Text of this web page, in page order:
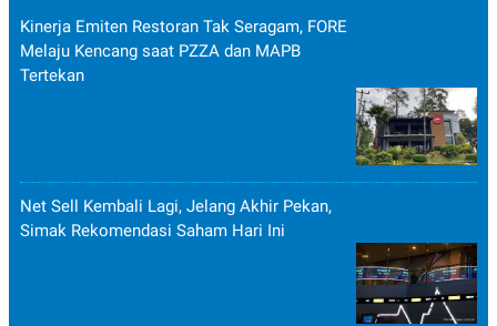
Kinerja Emiten Restoran Tak Seragam, FORE
Melaju Kencang saat PZZA dan MAPB
Tertekan
Net Sell Kembali Lagi, Jelang Akhir Pekan,
Simak Rekomendasi Saham Hari Ini